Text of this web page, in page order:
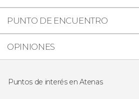
PUNTO DE ENCUENTRO
OPINIONES
Puntos de interés en Atenas